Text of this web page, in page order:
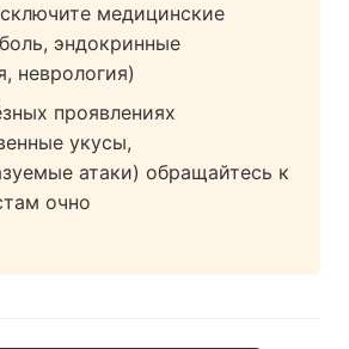
медицинские
эндокринные
неврология)
проявлениях
укусы,
атаки) обращайтесь к
очно